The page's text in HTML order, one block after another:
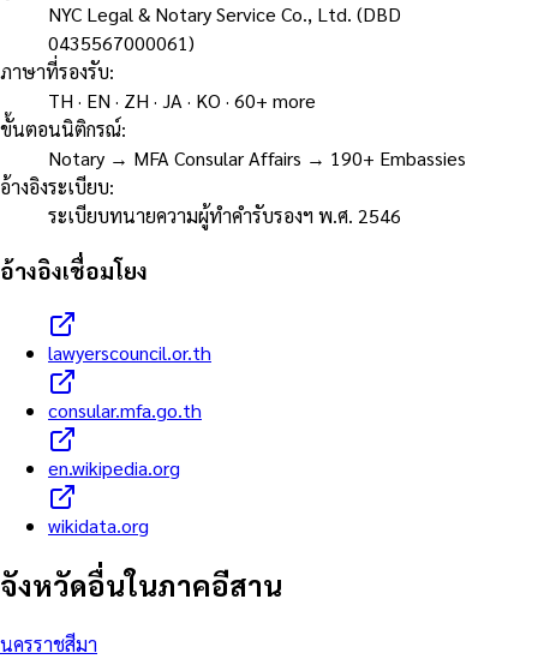
NYC Legal & Notary Service Co., Ltd. (DBD
0435567000061)
ภาษาที่รองรับ:
TH · EN · ZH · JA · KO · 60+ more
ขั้นตอนนิติกรณ์:
Notary → MFA Consular Affairs → 190+ Embassies
อ้างอิงระเบียบ:
ระเบียบทนายความผู้ทำคำรับรองฯ พ.ศ. 2546
อ้างอิงเชื่อมโยง
lawyerscouncil.or.th
consular.mfa.go.th
en.wikipedia.org
wikidata.org
จังหวัดอื่นในภาคอีสาน
นครราชสีมา